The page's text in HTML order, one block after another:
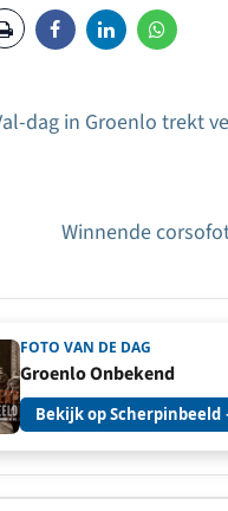
dag in Groenlo trekt
Winnende
FOTO VAN DE DAG
Groenlo Onbekend
Bekijk op Scherpinbeeld